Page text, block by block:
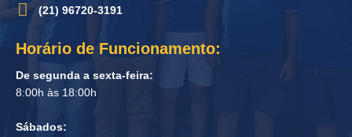
(21) 96720-3191
Horário de Funcionamento:
De segunda a sexta-feira:
8:00h às 18:00h
Sábados: